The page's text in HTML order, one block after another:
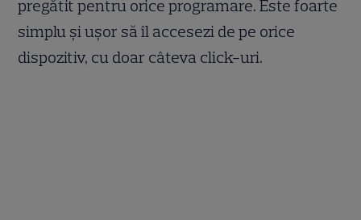
pregătit pentru orice programare. Este foarte
simplu și ușor să îl accesezi de pe orice
dispozitiv, cu doar câteva click-uri.